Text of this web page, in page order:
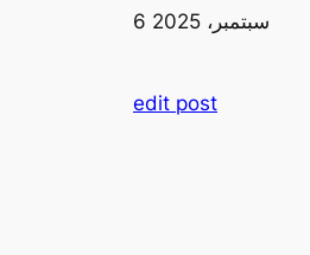
6 سبتمبر، 2025
edit post